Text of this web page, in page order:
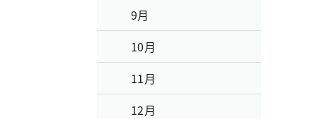
9月
10月
11月
12月